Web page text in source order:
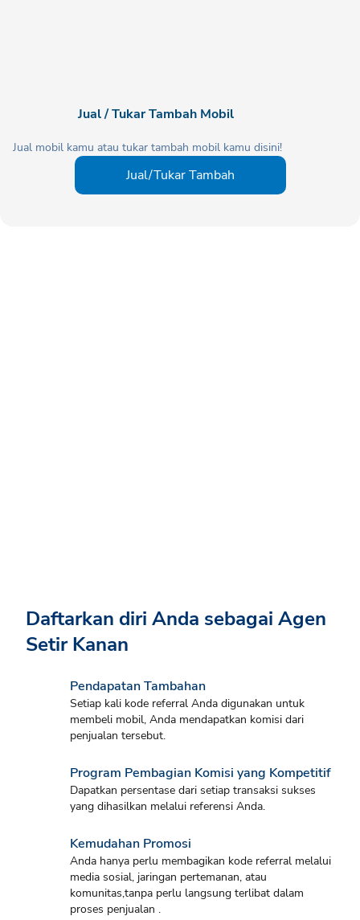
Jual / Tukar Tambah Mobil
Jual mobil kamu atau tukar tambah mobil kamu disini!
Jual/Tukar Tambah
Daftarkan diri Anda sebagai Agen
Setir Kanan
Pendapatan Tambahan
Setiap kali kode referral Anda digunakan untuk
membeli mobil, Anda mendapatkan komisi dari
penjualan tersebut.
Program Pembagian Komisi yang Kompetitif
Dapatkan persentase dari setiap transaksi sukses
yang dihasilkan melalui referensi Anda.
Kemudahan Promosi
Anda hanya perlu membagikan kode referral melalui
media sosial, jaringan pertemanan, atau
komunitas,tanpa perlu langsung terlibat dalam
proses penjualan .